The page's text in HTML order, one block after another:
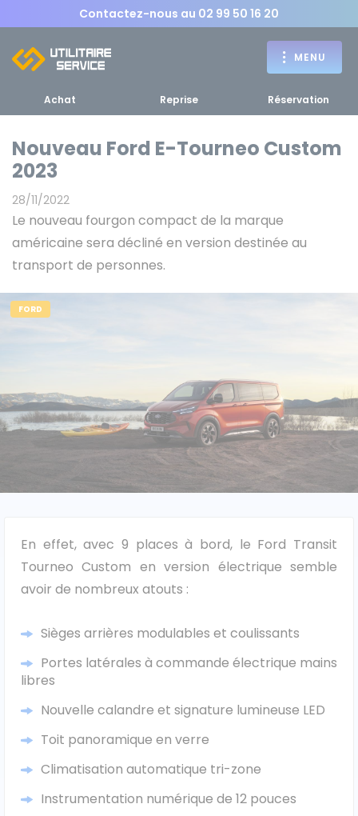
Contactez-nous au 02 99 50 16 20
MENU
RETOUR
MENU
d'un utilitaire
Caisses grands volumes Frigorifiques
Minibus
Voitures de société et Pick-
Citroën
Fiat
Ford
Isuzu
RETOUR MENU
Achat Reprise Réservation
Nouveau Ford E-Tourneo Custom
2023
28/11/2022
Le nouveau fourgon compact de la marque
américaine sera décliné en version destinée au
transport de personnes.
FORD
En effet, avec 9 places à bord, le Ford Transit
Tourneo Custom en version électrique semble
avoir de nombreux atouts :
Sièges arrières modulables et coulissants
Portes latérales à commande électrique mains
libres
Nouvelle calandre et signature lumineuse LED
Toit panoramique en verre
Climatisation automatique tri-zone
Instrumentation numérique de 12 pouces